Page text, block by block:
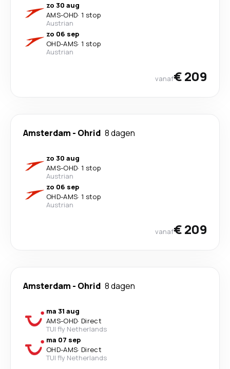
zo 30 aug
AMS-OHD· 1 stop
Austrian
zo 06 sep
OHD-AMS· 1 stop
Austrian
vanaf€ 209
Amsterdam - Ohrid 8 dagen
zo 30 aug
AMS-OHD· 1 stop
Austrian
zo 06 sep
OHD-AMS· 1 stop
Austrian
vanaf€ 209
Amsterdam - Ohrid 8 dagen
ma 31 aug
AMS-OHD· Direct
TUI fly Netherlands
ma 07 sep
OHD-AMS· Direct
TUI fly Netherlands